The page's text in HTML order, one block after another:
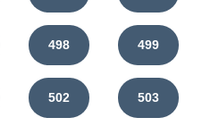
498 499
502 503